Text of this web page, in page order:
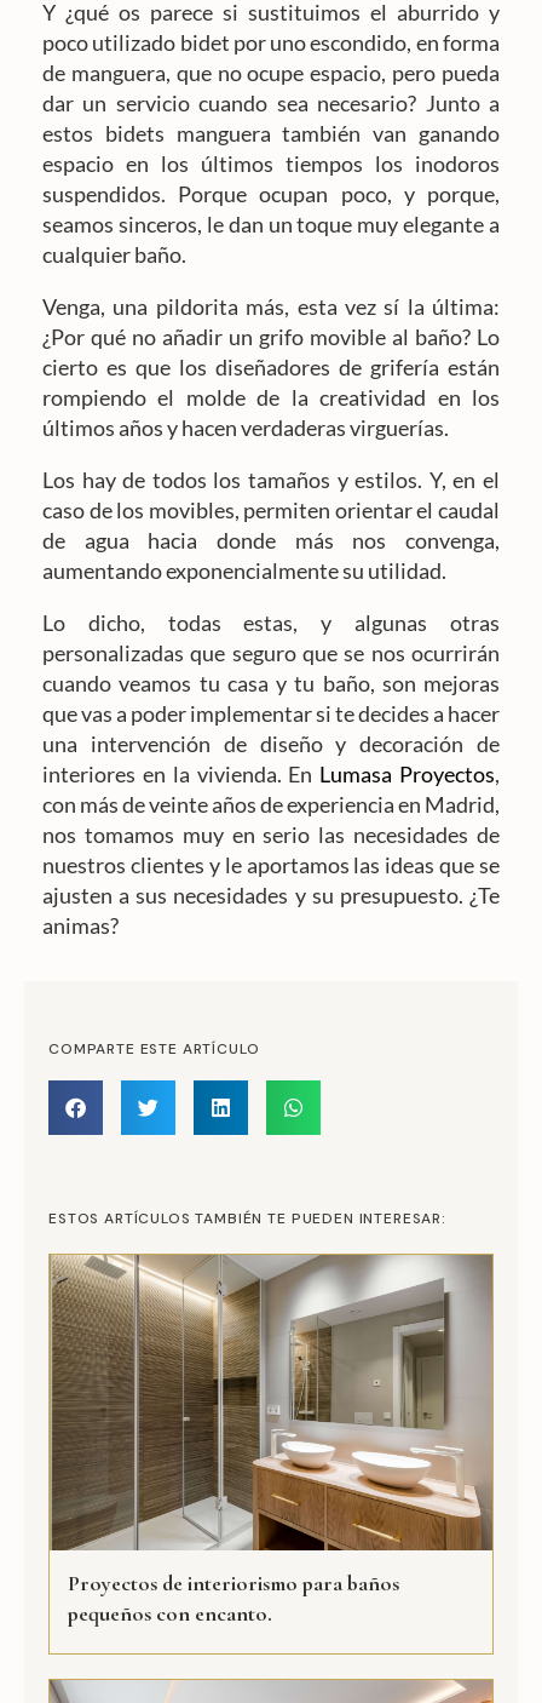
Y ¿qué os parece si sustituimos el aburrido y
poco utilizado bidet por uno escondido, en forma
de manguera, que no ocupe espacio, pero pueda
dar un servicio cuando sea necesario? Junto a
estos bidets manguera también van ganando
espacio en los últimos tiempos los inodoros
suspendidos. Porque ocupan poco, y porque,
seamos sinceros, le dan un toque muy elegante a
cualquier baño.
Venga, una pildorita más, esta vez sí la última:
¿Por qué no añadir un grifo movible al baño? Lo
cierto es que los diseñadores de grifería están
rompiendo el molde de la creatividad en los
últimos años y hacen verdaderas virguerías.
Los hay de todos los tamaños y estilos. Y, en el
caso de los movibles, permiten orientar el caudal
de agua hacia donde más nos convenga,
aumentando exponencialmente su utilidad.
Lo dicho, todas estas, y algunas otras
personalizadas que seguro que se nos ocurrirán
cuando veamos tu casa y tu baño, son mejoras
que vas a poder implementar si te decides a hacer
una intervención de diseño y decoración de
interiores en la vivienda. En Lumasa Proyectos,
con más de veinte años de experiencia en Madrid,
nos tomamos muy en serio las necesidades de
nuestros clientes y le aportamos las ideas que se
ajusten a sus necesidades y su presupuesto. ¿Te
animas?
COMPARTE ESTE ARTÍCULO
ESTOS ARTÍCULOS TAMBIÉN TE PUEDEN INTERESAR:
Proyectos de interiorismo para baños
pequeños con encanto.